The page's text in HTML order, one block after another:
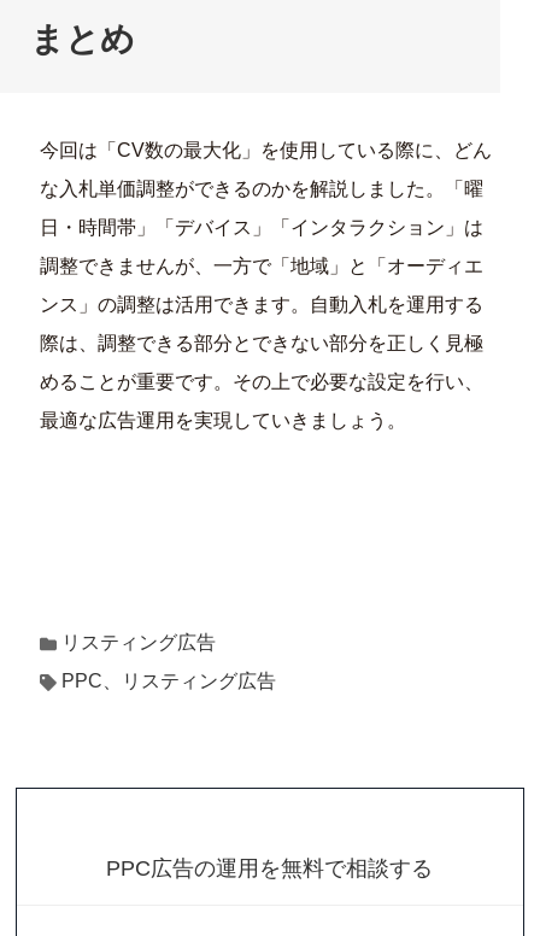
まとめ
今回は「CV数の最大化」を使用している際に、どん
な入札単価調整ができるのかを解説しました。「曜
日・時間帯」「デバイス」「インタラクション」は
調整できませんが、一方で「地域」と「オーディエ
ンス」の調整は活用できます。自動入札を運用する
際は、調整できる部分とできない部分を正しく見極
めることが重要です。その上で必要な設定を行い、
最適な広告運用を実現していきましょう。
リスティング広告
PPC、リスティング広告
PPC広告の運用を無料で相談する